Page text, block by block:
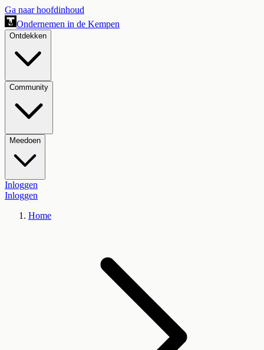
Ga naar hoofdinhoud
Ondernemen in de Kempen
Ontdekken
Community
Meedoen
Inloggen
Inloggen
Home